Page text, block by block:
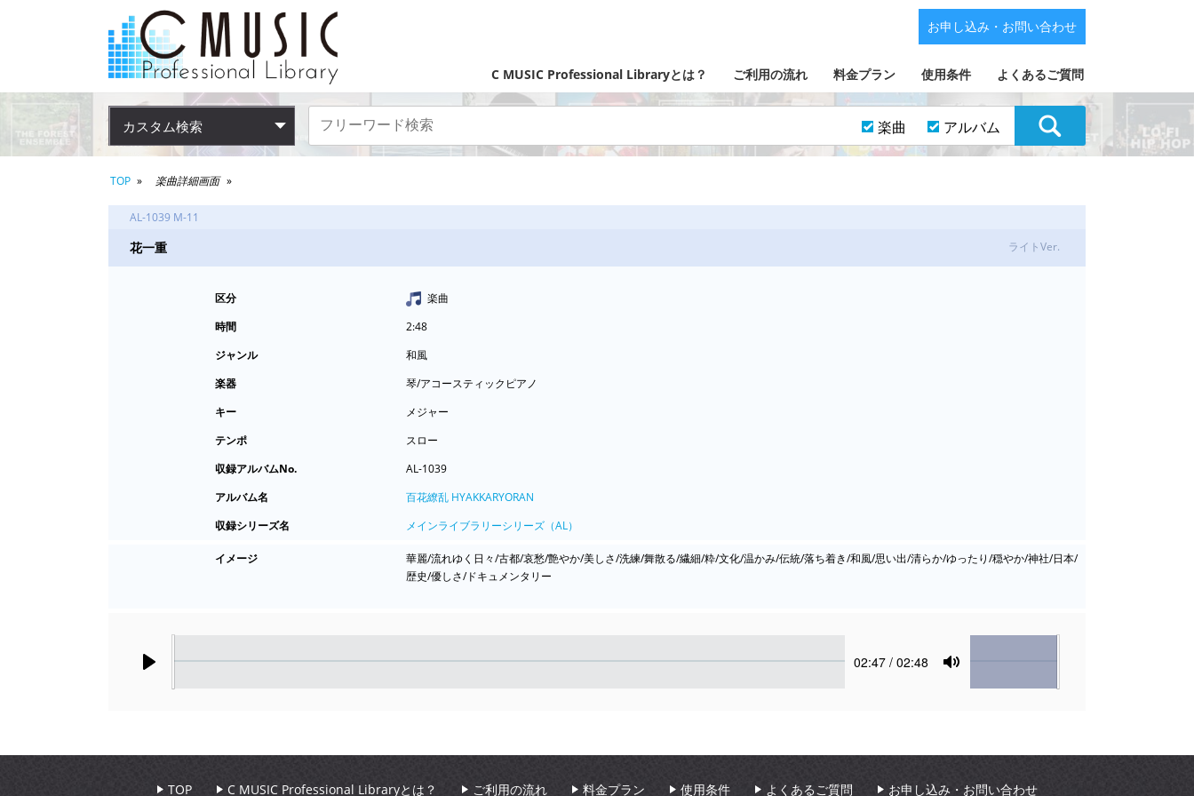
C MUSIC Professional Libraryとは？ ご利用の流れ 料金プラン 使用条件 よくあるご質問
お申し込み・お問い合わせ
カスタム検索 楽曲 アルバム
TOP 楽曲詳細画面
AL-1039 M-11
花一重 ライトVer.
区分
楽曲
時間
2:48
ジャンル
和風
楽器
琴/アコースティックピアノ
キー
メジャー
テンポ
スロー
収録アルバムNo.
AL-1039
アルバム名
百花繚乱 HYAKKARYORAN
収録シリーズ名
メインライブラリーシリーズ（AL）
イメージ
華麗/流れゆく日々/古都/哀愁/艶やか/美しさ/洗練/舞散る/繊細/粋/文化/温かみ/伝統/落ち着き/和風/思い出/清らか/ゆったり/穏やか/神社/日本/
歴史/優しさ/ドキュメンタリー
Current
02:47 / 02:48
Mute
Volume
TOP C MUSIC Professional Libraryとは？ ご利用の流れ 料金プラン 使用条件 よくあるご質問 お申し込み・お問い合わせ